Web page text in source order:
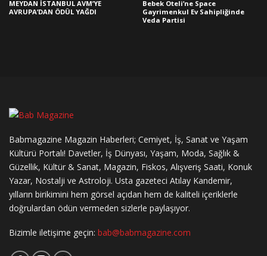
MEYDAN İSTANBUL AVM’YE
AVRUPA’DAN ÖDÜL YAĞDI
Bebek Oteli’ne Space
Gayrimenkul Ev Sahipliğinde
Veda Partisi
Babmagazine Magazin Haberleri; Cemiyet, İş, Sanat ve Yaşam
Kültürü Portalı! Davetler, İş Dünyası, Yaşam, Moda, Sağlık &
Güzellik, Kültür & Sanat, Magazin, Fiskos, Alışveriş Saati, Konuk
Yazar, Nostalji ve Astroloji. Usta gazeteci Atılay Kandemir,
yılların birikimini hem görsel açıdan hem de kaliteli içeriklerle
doğrulardan ödün vermeden sizlerle paylaşıyor.
Bizimle iletişime geçin: bab@babmagazine.com